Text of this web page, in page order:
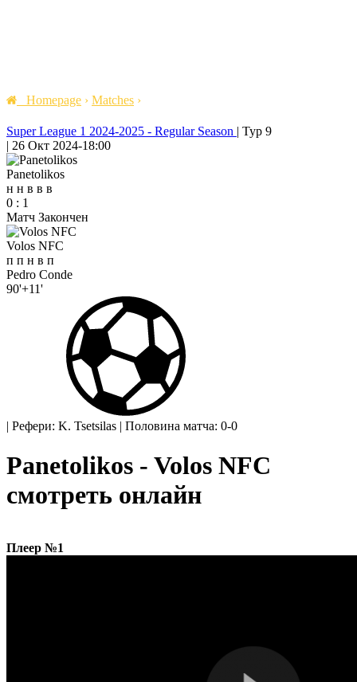
Homepage › Matches ›
Super League 1 2024-2025 - Regular Season | Тур 9
| 26 Окт 2024-18:00
Panetolikos
н н в в в
0 : 1
Матч Закончен
Volos NFC
п п н в п
Pedro Conde
90'+11'
| Рефери: K. Tsetsilas | Половина матча: 0-0
Panetolikos - Volos NFC
смотреть онлайн
Плеер №1